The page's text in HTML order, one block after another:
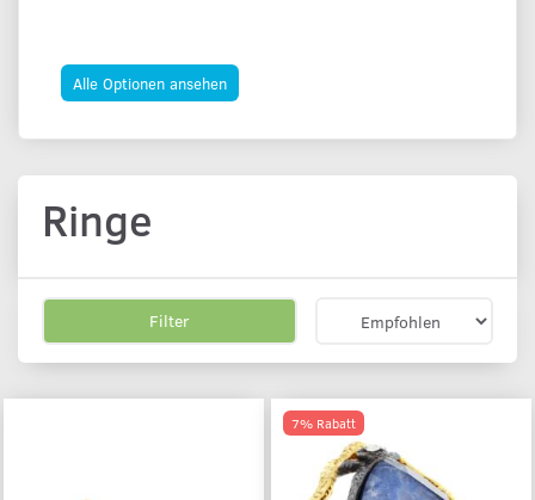
Alle Optionen ansehen
Ringe
Filter
7% Rabatt